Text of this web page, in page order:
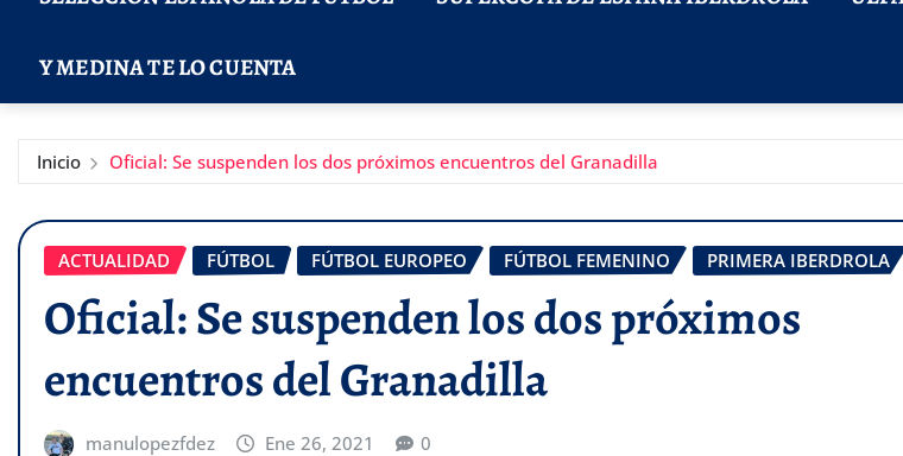
Y MEDINA TE LO CUENTA
Inicio Oficial: Se suspenden los dos próximos encuentros del Granadilla
ACTUALIDAD FÚTBOL FÚTBOL EUROPEO FÚTBOL FEMENINO PRIMERA IBERDROLA
Oficial: Se suspenden los dos próximos
encuentros del Granadilla
manulopezfdez Ene 26, 2021 0